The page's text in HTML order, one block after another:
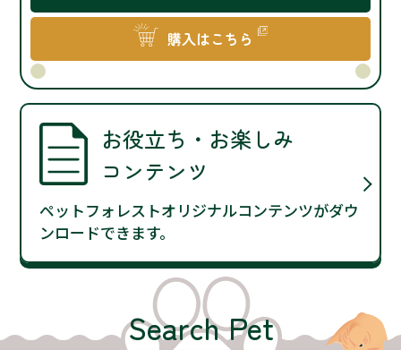
購入はこちら
お役立ち・お楽しみ
コンテンツ
ペットフォレストオリジナルコンテンツがダウ
ンロードできます。
Search Pet